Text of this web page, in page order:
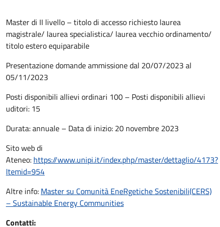
Master di II livello – titolo di accesso richiesto laurea
magistrale/ laurea specialistica/ laurea vecchio ordinamento/
titolo estero equiparabile
Presentazione domande ammissione dal 20/07/2023 al
05/11/2023
Posti disponibili allievi ordinari 100 – Posti disponibili allievi
uditori: 15
Durata: annuale – Data di inizio: 20 novembre 2023
Sito web di
Ateneo: https://www.unipi.it/index.php/master/dettaglio/4173?
Itemid=954
Altre info: Master su Comunità EneRgetiche Sostenibili(CERS)
– Sustainable Energy Communities
Contatti: